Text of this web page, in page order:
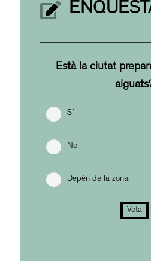
Està la ciutat
Sí
No
Depèn de la zona.
Vota